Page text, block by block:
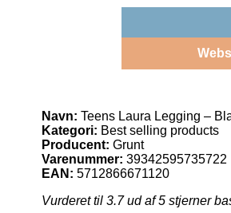
Navn: Teens Laura Legging –
Kategori: Best selling products
Producent: Grunt
Varenummer: 39342595735722
EAN: 5712866671120
Vurderet til 3.7ud af 5 stjerner